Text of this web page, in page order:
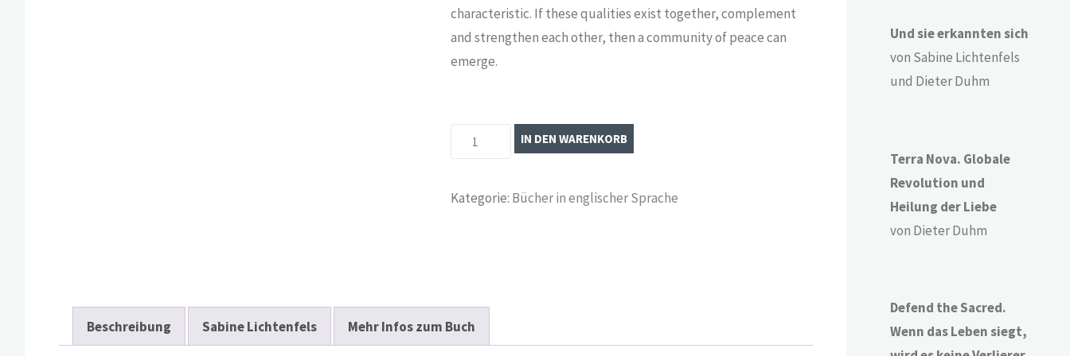
characteristic. If these qualities exist together, complement
and strengthen each other, then a community of peace can
emerge.
96
IN DEN WARENKORB
Kategorie: Bücher in englischer Sprache
Beschreibung Sabine Lichtenfels Mehr Infos zum Buch
Und sie erkannten sich
von Sabine Lichtenfels
und Dieter Duhm
Terra Nova. Globale
Revolution und
Heilung der Liebe
von Dieter Duhm
Defend the Sacred.
Wenn das Leben siegt,